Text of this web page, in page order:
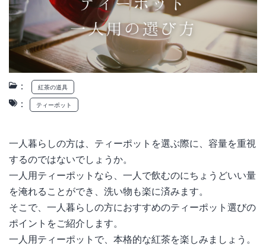
： 紅茶の道具
： ティーポット
一人暮らしの方は、ティーポットを選ぶ際に、容量を重視
するのではないでしょうか。
一人用ティーポットなら、一人で飲むのにちょうどいい量
を淹れることができ、洗い物も楽に済みます。
そこで、一人暮らしの方におすすめのティーポット選びの
ポイントをご紹介します。
一人用ティーポットで、本格的な紅茶を楽しみましょう。